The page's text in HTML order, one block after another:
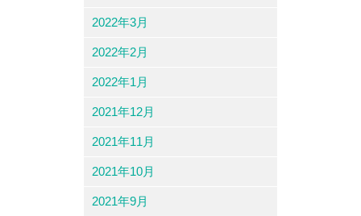
2022年3月
2022年2月
2022年1月
2021年12月
2021年11月
2021年10月
2021年9月